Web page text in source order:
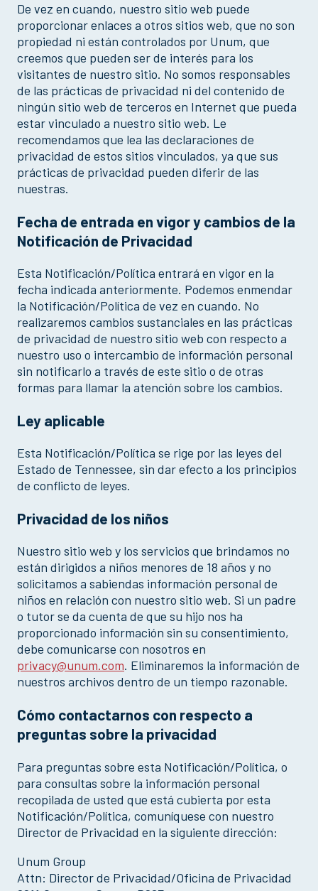
De vez en cuando, nuestro sitio web puede
proporcionar enlaces a otros sitios web, que no son
propiedad ni están controlados por Unum, que
creemos que pueden ser de interés para los
visitantes de nuestro sitio. No somos responsables
de las prácticas de privacidad ni del contenido de
ningún sitio web de terceros en Internet que pueda
estar vinculado a nuestro sitio web. Le
recomendamos que lea las declaraciones de
privacidad de estos sitios vinculados, ya que sus
prácticas de privacidad pueden diferir de las
nuestras.
Fecha de entrada en vigor y cambios de la
Notificación de Privacidad
Esta Notificación/Política entrará en vigor en la
fecha indicada anteriormente. Podemos enmendar
la Notificación/Política de vez en cuando. No
realizaremos cambios sustanciales en las prácticas
de privacidad de nuestro sitio web con respecto a
nuestro uso o intercambio de información personal
sin notificarlo a través de este sitio o de otras
formas para llamar la atención sobre los cambios.
Ley aplicable
Esta Notificación/Política se rige por las leyes del
Estado de Tennessee, sin dar efecto a los principios
de conflicto de leyes.
Privacidad de los niños
Nuestro sitio web y los servicios que brindamos no
están dirigidos a niños menores de 18 años y no
solicitamos a sabiendas información personal de
niños en relación con nuestro sitio web. Si un padre
o tutor se da cuenta de que su hijo nos ha
proporcionado información sin su consentimiento,
debe comunicarse con nosotros en
privacy@unum.com. Eliminaremos la información de
nuestros archivos dentro de un tiempo razonable.
Cómo contactarnos con respecto a
preguntas sobre la privacidad
Para preguntas sobre esta Notificación/Política, o
para consultas sobre la información personal
recopilada de usted que está cubierta por esta
Notificación/Política, comuníquese con nuestro
Director de Privacidad en la siguiente dirección:
Unum Group
Attn: Director de Privacidad/Oficina de Privacidad